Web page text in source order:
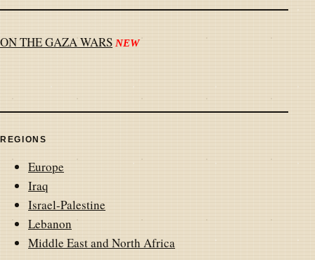
ON THE GAZA WARS NEW
REGIONS
Europe
Iraq
Israel-Palestine
Lebanon
Middle East and North Africa